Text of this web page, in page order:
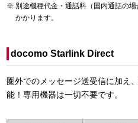
別途機種代金・通話料（国内通話の
かかります。
docomo Starlink Direct
圏外でのメッセージ送受信に加え
能！専用機器は一切不要です。